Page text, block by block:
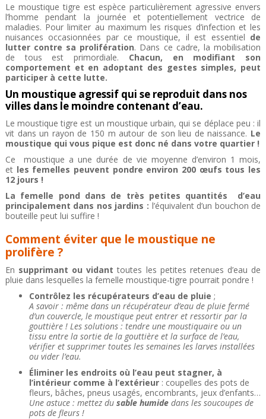
Le moustique tigre est espèce particulièrement agressive envers
l’homme pendant la journée et potentiellement vectrice de
maladies. Pour limiter au maximum les risques d’infection et les
nuisances occasionnées par ce moustique, il est essentiel de
lutter contre sa prolifération. Dans ce cadre, la mobilisation
de tous est primordiale. Chacun, en modifiant son
comportement et en adoptant des gestes simples, peut
participer à cette lutte.
Un moustique agressif qui se reproduit dans nos
villes dans le moindre contenant d’eau.
Le moustique tigre est un moustique urbain, qui se déplace peu : il
vit dans un rayon de 150 m autour de son lieu de naissance. Le
moustique qui vous pique est donc né dans votre quartier !
Ce moustique a une durée de vie moyenne d’environ 1 mois,
et les femelles peuvent pondre environ 200 œufs tous les
12 jours !
La femelle pond dans de très petites quantités d’eau
principalement dans nos jardins : l’équivalent d’un bouchon de
bouteille peut lui suffire !
Comment éviter que le moustique ne
prolifère ?
En supprimant ou vidant toutes les petites retenues d’eau de
pluie dans lesquelles la femelle moustique-tigre pourrait pondre !
Contrôlez les récupérateurs d’eau de pluie ;
A savoir : même dans un récupérateur d’eau de pluie fermé
d’un couvercle, le moustique peut entrer et ressortir par la
gouttière ! Les solutions : tendre une moustiquaire ou un
tissu entre la sortie de la gouttière et la surface de l’eau,
vérifier et supprimer toutes les semaines les larves installées
ou vider l’eau.
Éliminer les endroits où l’eau peut stagner, à
l’intérieur comme à l’extérieur: coupelles des pots de
fleurs, bâches, pneus usagés, encombrants, jeux d’enfants…
Une astuce : mettez du sable humidedans les soucoupes de
pots de fleurs !